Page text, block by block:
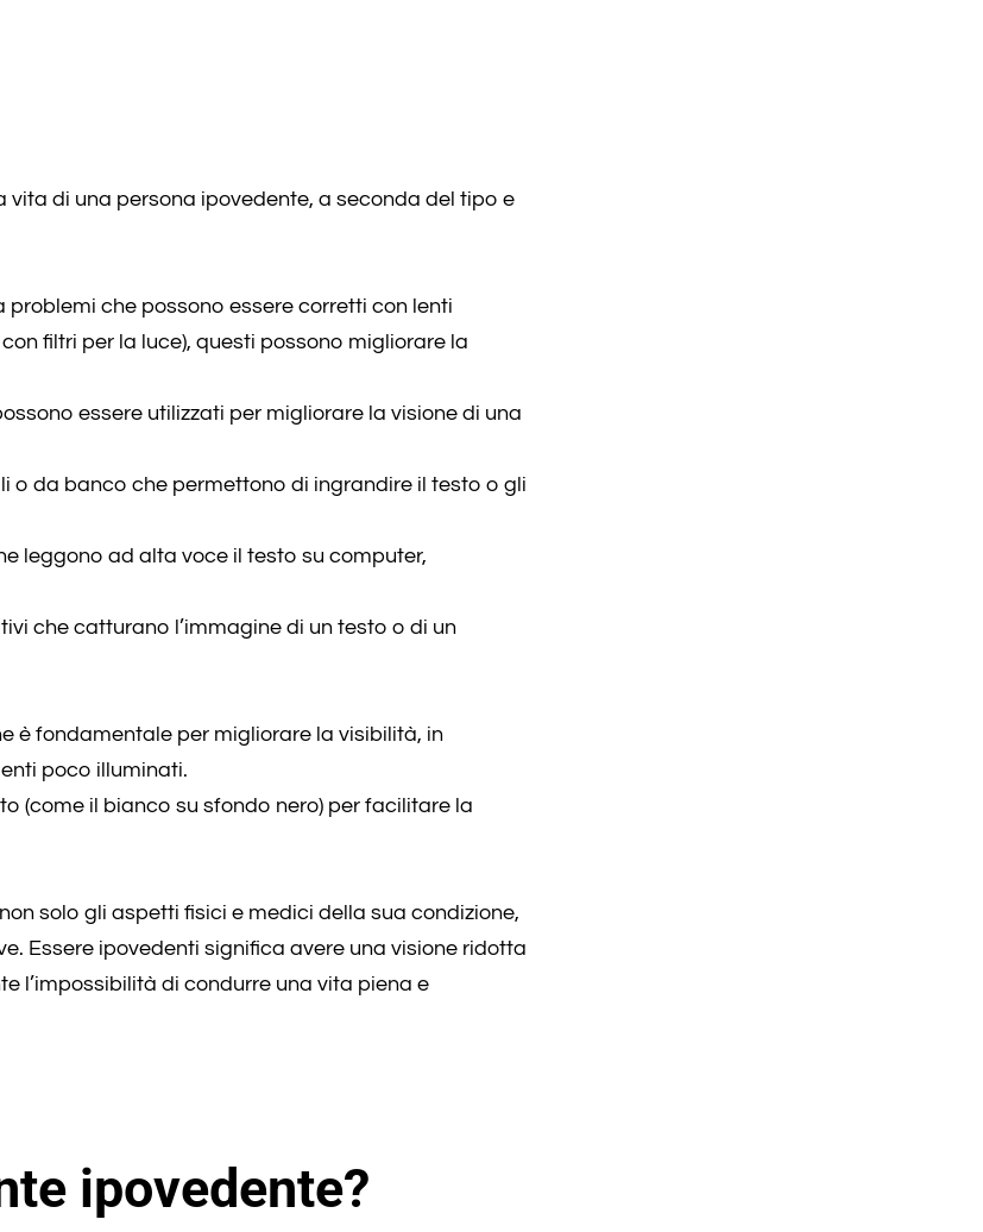
di una persona ipovedente, a seconda del tipo e
problemi che possono essere corretti con lenti
filtri per la luce), questi possono migliorare la
essere utilizzati per migliorare la visione di una
o da banco che permettono di ingrandire il testo o gli
leggono ad alta voce il testo su computer,
che catturano l’immagine di un testo o di un
è fondamentale per migliorare la visibilità, in
poco illuminati.
(come il bianco su sfondo nero) per facilitare la
solo gli aspetti fisici e medici della sua condizione,
Essere ipovedenti significa avere una visione ridotta
l’impossibilità di condurre una vita piena e
ipovedente?